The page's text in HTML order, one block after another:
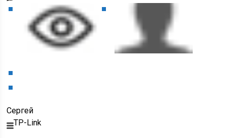
Сергей
TP-Link